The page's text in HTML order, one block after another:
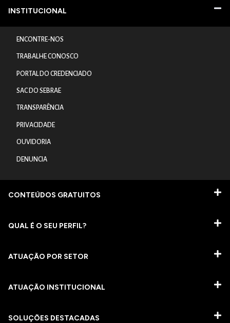
INSTITUCIONAL
ENCONTRE-NOS
TRABALHE CONOSCO
PORTAL DO CREDENCIADO
SAC DO SEBRAE
TRANSPARÊNCIA
PRIVACIDADE
OUVIDORIA
DENUNCIA
CONTEÚDOS GRATUITOS
QUAL É O SEU PERFIL?
ATUAÇÃO POR SETOR
ATUAÇÃO INSTITUCIONAL
SOLUÇÕES DESTACADAS